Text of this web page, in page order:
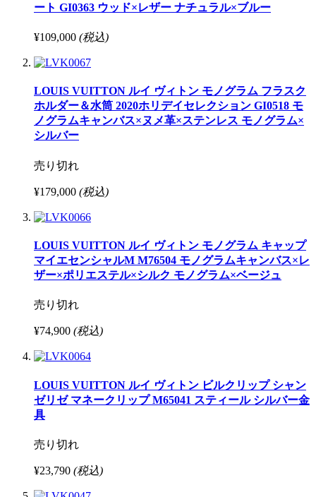
ート GI0363 ウッド×レザー ナチュラル×ブルー
¥109,000 (税込)
LOUIS VUITTON ルイ ヴィトン モノグラム フラスク
ホルダー＆水筒 2020ホリデイセレクション GI0518 モ
ノグラムキャンバス×ヌメ革×ステンレス モノグラム×
シルバー
売り切れ
¥179,000 (税込)
LOUIS VUITTON ルイ ヴィトン モノグラム キャップ
マイエセンシャルM M76504 モノグラムキャンバス×レ
ザー×ポリエステル×シルク モノグラム×ベージュ
売り切れ
¥74,900 (税込)
LOUIS VUITTON ルイ ヴィトン ビルクリップ シャン
ゼリゼ マネークリップ M65041 スティール シルバー金
具
売り切れ
¥23,790 (税込)